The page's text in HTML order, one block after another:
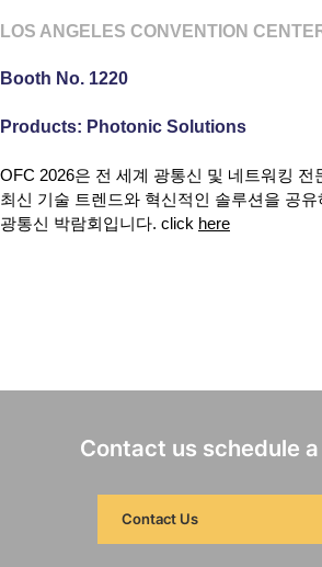
LOS ANGELES CONVENTION
Booth No. 1220
Products: Photonic Solutions
OFC 2026은 전 세계 광통신 및 네트워킹 전
최신 기술 트렌드와 혁신적인 솔루션을 공유
광통신 박람회 입니다. click here
Contact us schedule
Contact Us